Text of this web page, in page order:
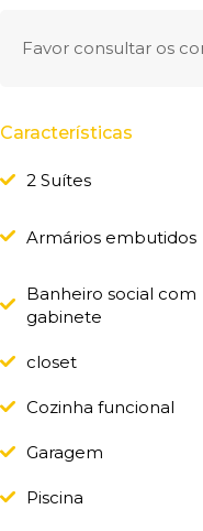
Favor consultar os
Características
2 Suítes
Armários embutidos
Banheiro social com
gabinete
closet
Cozinha funcional
Garagem
Piscina